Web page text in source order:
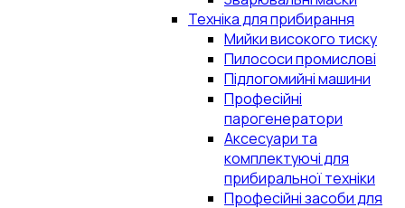
Техніка для прибирання
Мийки високого тиску
Пилососи промислові
Підлогомийні машини
Професійні
парогенератори
Аксесуари та
комплектуючі для
прибиральної техніки
Професійні засоби для